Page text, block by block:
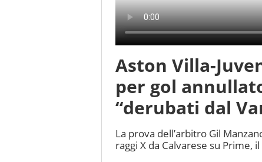
Aston Villa-
per gol
“derubati dal
La prova dell’arbitro Gil
raggi X da Calvarese su Prime,